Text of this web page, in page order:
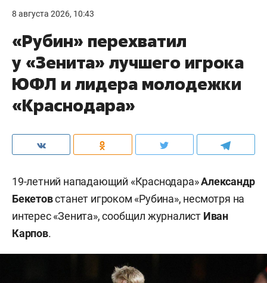
8 августа 2026, 10:43
«Рубин» перехватил
у «Зенита» лучшего игрока
ЮФЛ и лидера молодежки
«Краснодара»
19-летний нападающий «Краснодара»Александр
Бекетовстанет игроком «Рубина», несмотря на
интерес «Зенита», сообщил журналист Иван
Карпов.